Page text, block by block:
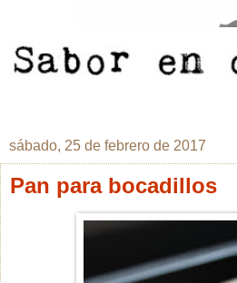
sábado, 25 de febrero de 2017
Pan para bocadillos